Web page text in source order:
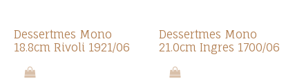
Dessertmes Mono
18.8cm Rivoli 1921/06
Dessertmes Mono
21.0cm Ingres 1700/06